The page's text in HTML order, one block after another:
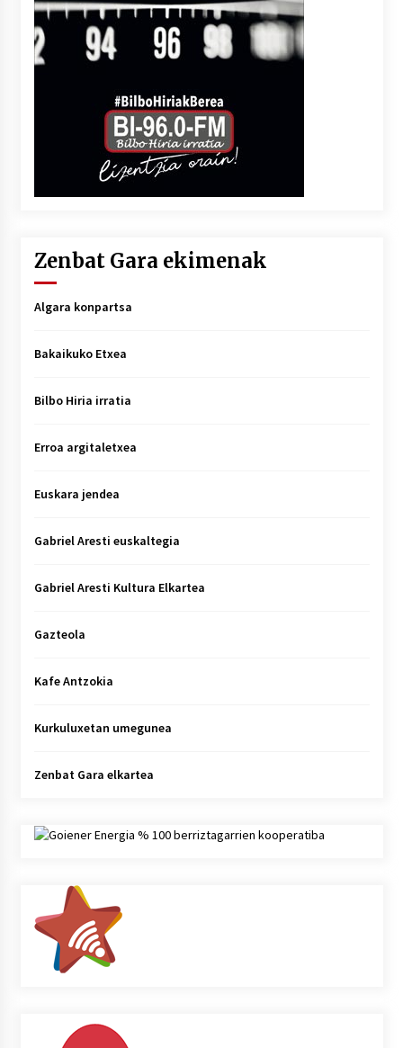
Zenbat Gara ekimenak
Algara konpartsa
Bakaikuko Etxea
Bilbo Hiria irratia
Erroa argitaletxea
Euskara jendea
Gabriel Aresti euskaltegia
Gabriel Aresti Kultura Elkartea
Gazteola
Kafe Antzokia
Kurkuluxetan umegunea
Zenbat Gara elkartea